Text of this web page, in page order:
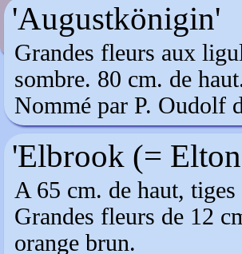
'Augustkönigin'
Grandes fleurs aux
sombre. 80 cm. de
Nommé par P. Oudolf
'Elbrook (=
A 65 cm. de haut,
Grandes fleurs de 12
orange brun.